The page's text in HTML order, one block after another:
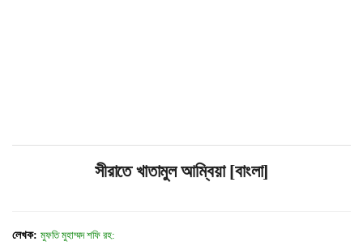
সীরাতে খাতামুল আম্বিয়া [বাংলা]
লেখক: মুফতি মুহাম্মদ শফি রহ: